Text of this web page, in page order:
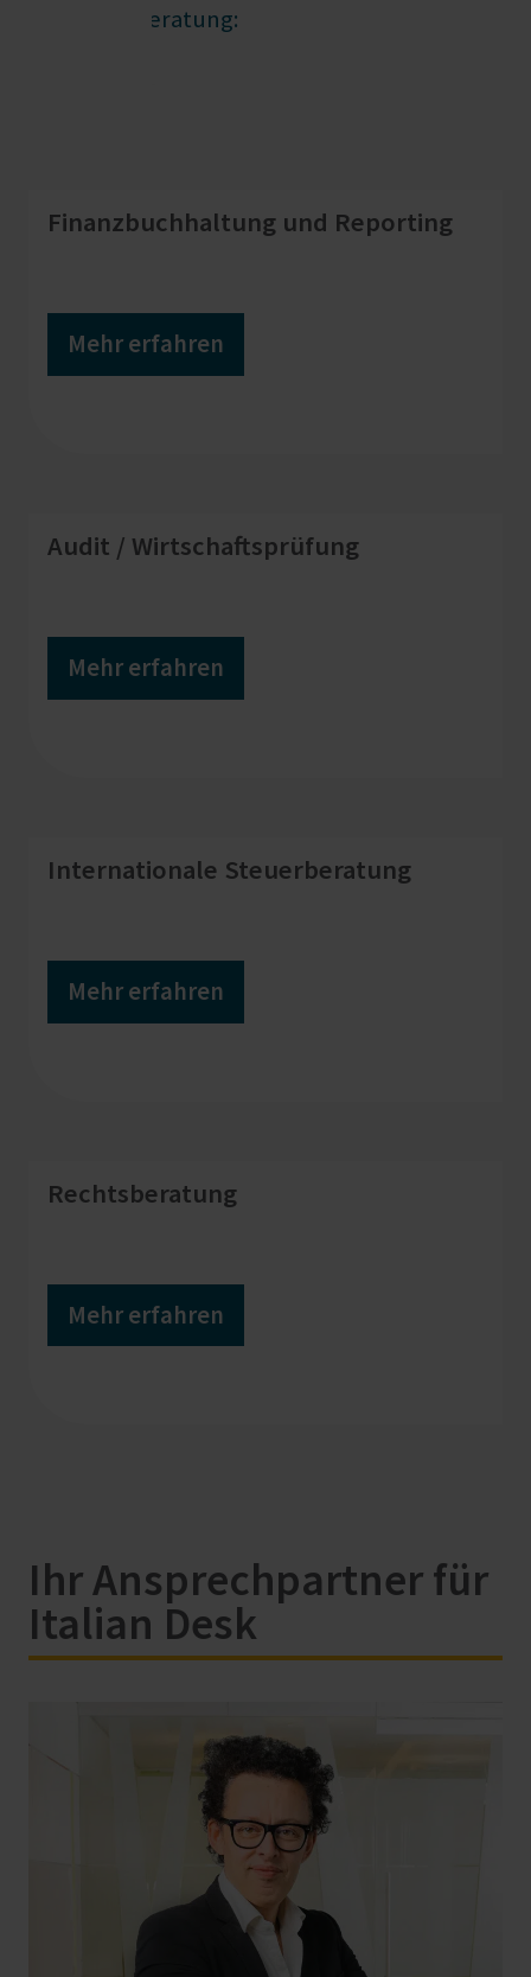
Beratung:
Finanzbuchhaltung und Reporting
Mehr erfahren
Audit / Wirtschaftsprüfung
Mehr erfahren
Internationale Steuerberatung
Mehr erfahren
Rechtsberatung
Mehr erfahren
Ihr Ansprechpartner für
Italian Desk